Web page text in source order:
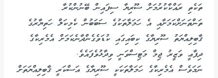
ތަކެތި ރައްކާކުރުމަށް ސޫރިޔާ ސިފައިން ބޭނުންކުރާ
ތަންތަނަށްކަމަށާއި އެ ހަމަލާތަކުގެ ސަބަބުން ކެމިކަލް ހަތިޔާރުގެ
ޤާބިލިއްޔަތު ސޫރިޔާގެ ކިބައިގައި ކުޑަވެގެންދާނެކަމަށް އެމެރިކާގެ
ދިފާޢީ ވަޒީރު ޖިމް މަޓިސްވަނީ ވިދާޅުވެފައެވެ.
ނަމަވެސް އެމެރިކާގެ ހަމަލާތަކަކީ ސޫރިޔާގެ އަސްކަރީ ޤާބިލިއްޔަތަށް